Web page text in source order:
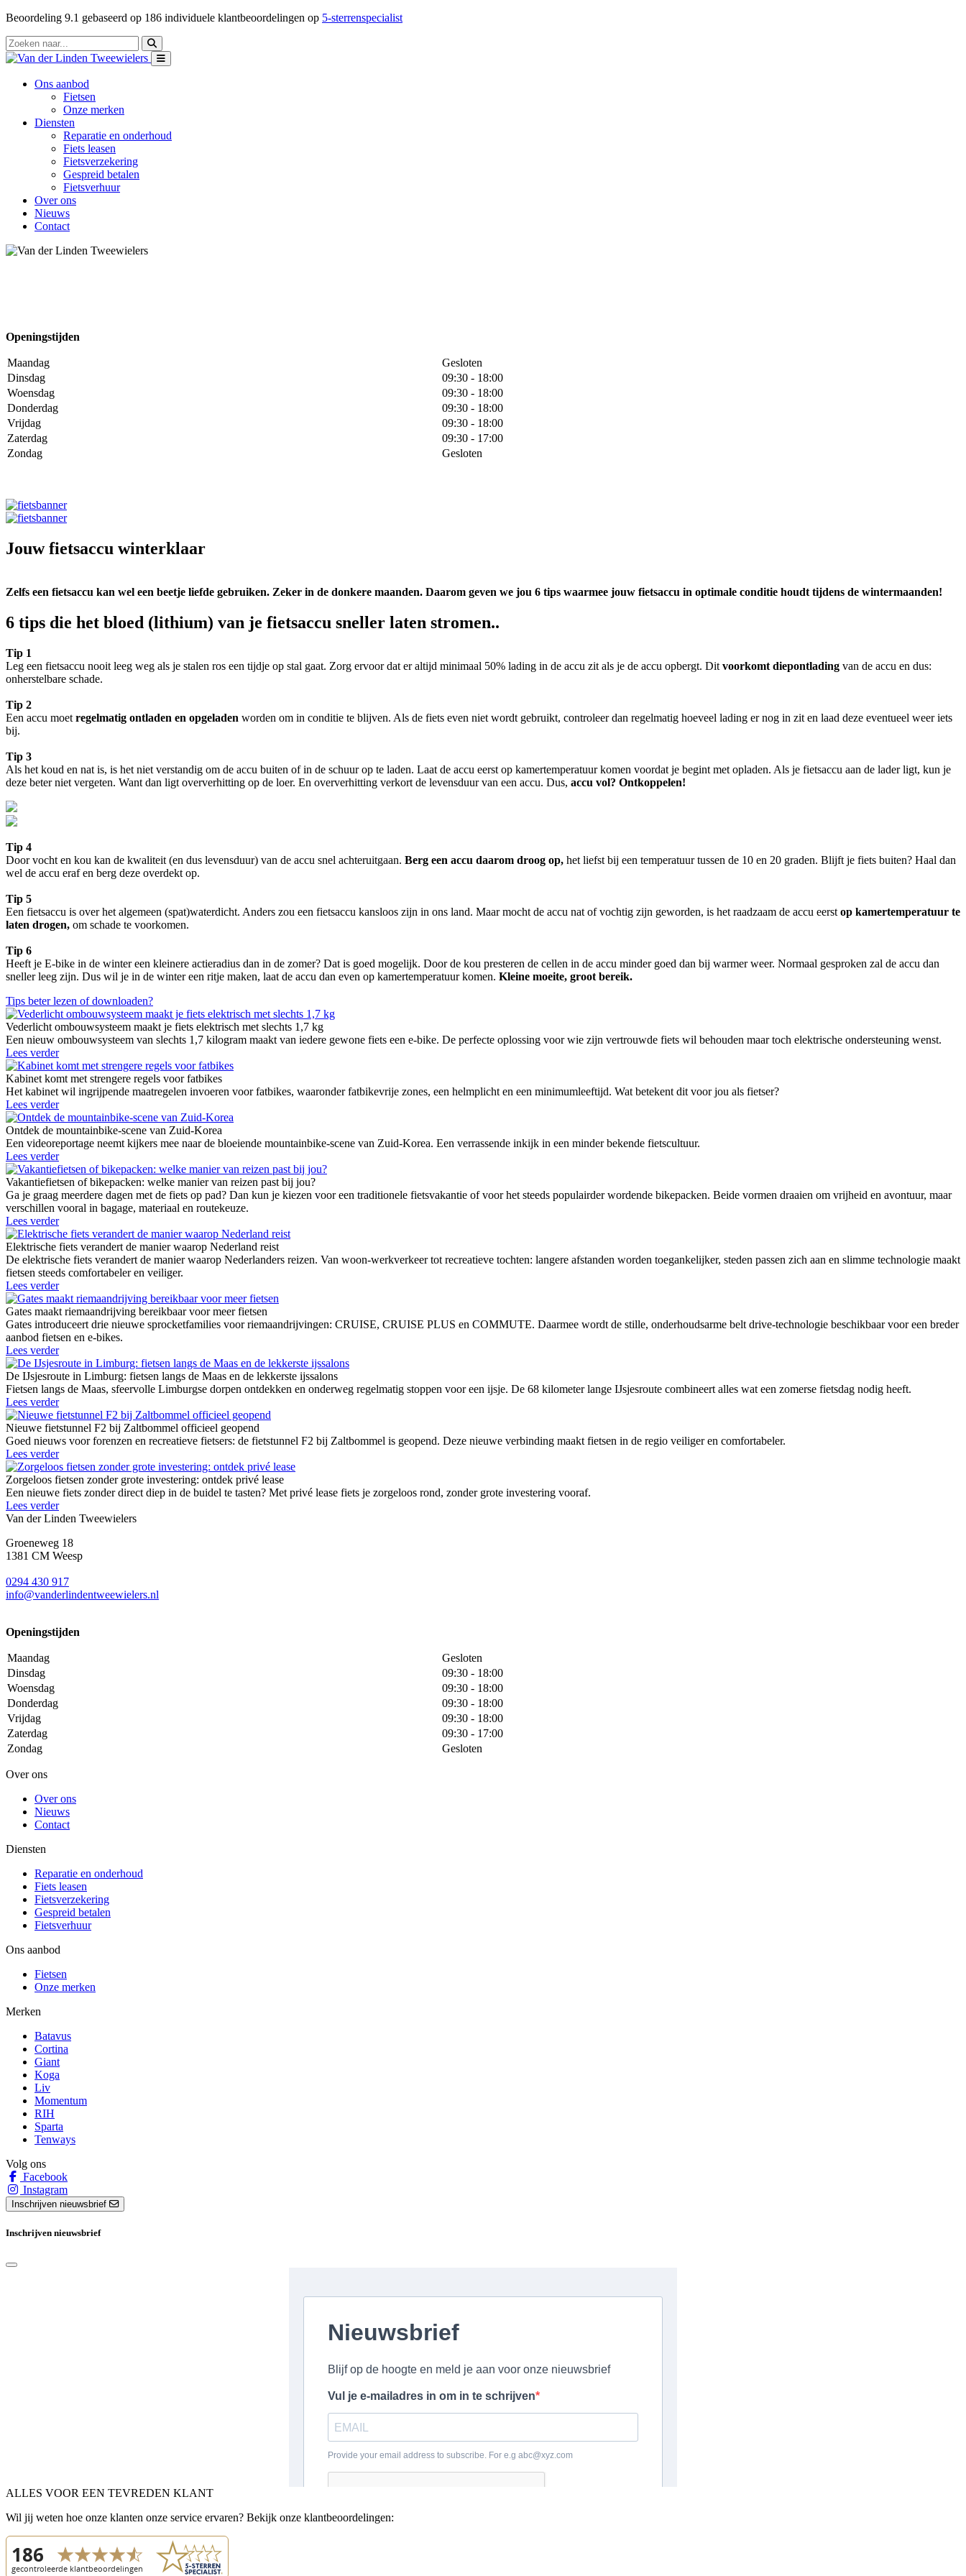
Beoordeling 9.1 gebaseerd op 186 individuele klantbeoordelingen op 5-sterrenspecialist
Ons aanbod
Fietsen
Onze merken
Diensten
Reparatie en onderhoud
Fiets leasen
Fietsverzekering
Gespreid betalen
Fietsverhuur
Over ons
Nieuws
Contact
Openingstijden
Maandag
Gesloten
Dinsdag
09:30 - 18:00
Woensdag
09:30 - 18:00
Donderdag
09:30 - 18:00
Vrijdag
09:30 - 18:00
Zaterdag
09:30 - 17:00
Zondag
Gesloten
Jouw fietsaccu winterklaar
Zelfs een fietsaccu kan wel een beetje liefde gebruiken. Zeker in de donkere maanden. Daarom geven we jou 6 tips waarmee jouw fietsaccu in optimale conditie houdt tijdens de wintermaanden!
6 tips die het bloed (lithium) van je fietsaccu sneller laten stromen..
Tip 1
Leg een fietsaccu nooit leeg weg als je stalen ros een tijdje op stal gaat. Zorg ervoor dat er altijd minimaal 50% lading in de accu zit als je de accu opbergt. Dit voorkomt diepontlading van de accu en dus:
onherstelbare schade.
Tip 2
Een accu moet regelmatig ontladen en opgeladen worden om in conditie te blijven. Als de fiets even niet wordt gebruikt, controleer dan regelmatig hoeveel lading er nog in zit en laad deze eventueel weer iets
bij.
Tip 3
Als het koud en nat is, is het niet verstandig om de accu buiten of in de schuur op te laden. Laat de accu eerst op kamertemperatuur komen voordat je begint met opladen. Als je fietsaccu aan de lader ligt, kun je
deze beter niet vergeten. Want dan ligt oververhitting op de loer. En oververhitting verkort de levensduur van een accu. Dus, accu vol? Ontkoppelen!
Tip 4
Door vocht en kou kan de kwaliteit (en dus levensduur) van de accu snel achteruitgaan. Berg een accu daarom droog op, het liefst bij een temperatuur tussen de 10 en 20 graden. Blijft je fiets buiten? Haal dan
wel de accu eraf en berg deze overdekt op.
Tip 5
Een fietsaccu is over het algemeen (spat)waterdicht. Anders zou een fietsaccu kansloos zijn in ons land. Maar mocht de accu nat of vochtig zijn geworden, is het raadzaam de accu eerst op kamertemperatuur te
laten drogen, om schade te voorkomen.
Tip 6
Heeft je E-bike in de winter een kleinere actieradius dan in de zomer? Dat is goed mogelijk. Door de kou presteren de cellen in de accu minder goed dan bij warmer weer. Normaal gesproken zal de accu dan
sneller leeg zijn. Dus wil je in de winter een ritje maken, laat de accu dan even op kamertemperatuur komen. Kleine moeite, groot bereik.
Tips beter lezen of downloaden?
Vederlicht ombouwsysteem maakt je fiets elektrisch met slechts 1,7 kg
Een nieuw ombouwsysteem van slechts 1,7 kilogram maakt van iedere gewone fiets een e-bike. De perfecte oplossing voor wie zijn vertrouwde fiets wil behouden maar toch elektrische ondersteuning wenst.
Lees verder
Kabinet komt met strengere regels voor fatbikes
Het kabinet wil ingrijpende maatregelen invoeren voor fatbikes, waaronder fatbikevrije zones, een helmplicht en een minimumleeftijd. Wat betekent dit voor jou als fietser?
Lees verder
Ontdek de mountainbike-scene van Zuid-Korea
Een videoreportage neemt kijkers mee naar de bloeiende mountainbike-scene van Zuid-Korea. Een verrassende inkijk in een minder bekende fietscultuur.
Lees verder
Vakantiefietsen of bikepacken: welke manier van reizen past bij jou?
Ga je graag meerdere dagen met de fiets op pad? Dan kun je kiezen voor een traditionele fietsvakantie of voor het steeds populairder wordende bikepacken. Beide vormen draaien om vrijheid en avontuur, maar
verschillen vooral in bagage, materiaal en routekeuze.
Lees verder
Elektrische fiets verandert de manier waarop Nederland reist
De elektrische fiets verandert de manier waarop Nederlanders reizen. Van woon-werkverkeer tot recreatieve tochten: langere afstanden worden toegankelijker, steden passen zich aan en slimme technologie maakt
fietsen steeds comfortabeler en veiliger.
Lees verder
Gates maakt riemaandrijving bereikbaar voor meer fietsen
Gates introduceert drie nieuwe sprocketfamilies voor riemaandrijvingen: CRUISE, CRUISE PLUS en COMMUTE. Daarmee wordt de stille, onderhoudsarme belt drive-technologie beschikbaar voor een breder
aanbod fietsen en e-bikes.
Lees verder
De IJsjesroute in Limburg: fietsen langs de Maas en de lekkerste ijssalons
Fietsen langs de Maas, sfeervolle Limburgse dorpen ontdekken en onderweg regelmatig stoppen voor een ijsje. De 68 kilometer lange IJsjesroute combineert alles wat een zomerse fietsdag nodig heeft.
Lees verder
Nieuwe fietstunnel F2 bij Zaltbommel officieel geopend
Goed nieuws voor forenzen en recreatieve fietsers: de fietstunnel F2 bij Zaltbommel is geopend. Deze nieuwe verbinding maakt fietsen in de regio veiliger en comfortabeler.
Lees verder
Zorgeloos fietsen zonder grote investering: ontdek privé lease
Een nieuwe fiets zonder direct diep in de buidel te tasten? Met privé lease fiets je zorgeloos rond, zonder grote investering vooraf.
Lees verder
Van der Linden Tweewielers
Groeneweg 18
1381 CM Weesp
0294 430 917
info@vanderlindentweewielers.nl
Openingstijden
Maandag
Gesloten
Dinsdag
09:30 - 18:00
Woensdag
09:30 - 18:00
Donderdag
09:30 - 18:00
Vrijdag
09:30 - 18:00
Zaterdag
09:30 - 17:00
Zondag
Gesloten
Over ons
Over ons
Nieuws
Contact
Diensten
Reparatie en onderhoud
Fiets leasen
Fietsverzekering
Gespreid betalen
Fietsverhuur
Ons aanbod
Fietsen
Onze merken
Merken
Batavus
Cortina
Giant
Koga
Liv
Momentum
RIH
Sparta
Tenways
Volg ons
Facebook
Instagram
Inschrijven nieuwsbrief
Inschrijven nieuwsbrief
ALLES VOOR EEN TEVREDEN KLANT
Wil jij weten hoe onze klanten onze service ervaren? Bekijk onze klantbeoordelingen: